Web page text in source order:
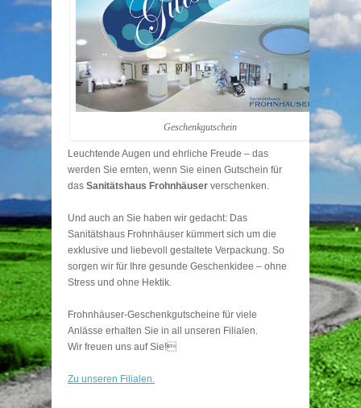
Geschenkgutschein
Leuchtende Augen und ehrliche Freude – das
werden Sie ernten, wenn Sie einen Gutschein für
das Sanitätshaus Frohnhäuser verschenken.
Und auch an Sie haben wir gedacht: Das
Sanitätshaus Frohnhäuser kümmert sich um die
exklusive und liebevoll gestaltete Verpackung. So
sorgen wir für Ihre gesunde Geschenkidee – ohne
Stress und ohne Hektik.
Frohnhäuser-Geschenkgutscheine für viele
Anlässe erhalten Sie in all unseren Filialen.
Wir freuen uns auf Sie!
Zu unseren Filialen.